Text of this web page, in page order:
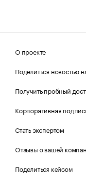
О проекте
Поделиться новостью
Получить пробный
Корпоративная
Стать экспертом
Отзывы о вашей
Поделиться кейсом